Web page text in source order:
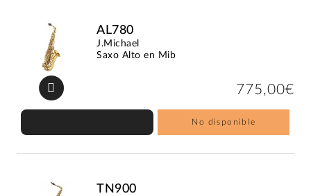
AL780
J.Michael
Saxo Alto en Mib
775,00€
No disponible
TN900